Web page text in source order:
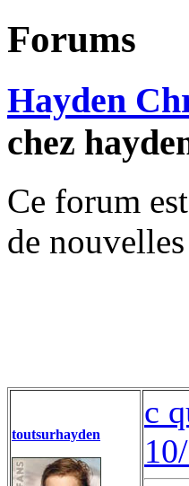
Forums
Hayden
chez
Ce forum
de
toutsurhayden
c